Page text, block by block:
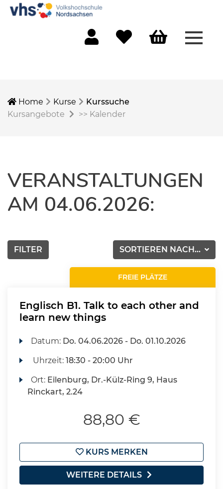
Home Kurse
Kurssuche
Kursangebote
>> Kalender
VERANSTALTUNGEN
AM 04.06.2026:
SORTIEREN NACH...
FILTER
FREIE PLÄTZE
Englisch B1. Talk to each other and
learn new things
Datum: Do. 04.06.2026 - Do. 01.10.2026
Uhrzeit:18:30 - 20:00 Uhr
Ort: Eilenburg, Dr.-Külz-Ring 9, Haus
Rinckart, 2.24
88,80 €
KURS MERKEN
WEITERE DETAILS